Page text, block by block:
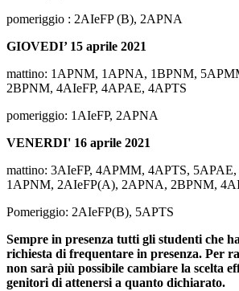
pomeriggio : 2AIeFP (B), 2APNA
GIOVEDI’ 15 aprile 2021
mattino: 1APNM, 1APNA, 1BPNM,
2BPNM, 4AIeFP, 4APAE, 4APTS
pomeriggio: 1AIeFP, 2APNA
VENERDI' 16 aprile 2021
mattino: 3AIeFP, 4APMM, 4APTS,
1APNM, 2AIeFP(A), 2APNA, 2BPNM,
Pomeriggio: 2AIeFP(B), 5APTS
Sempre in presenza tutti gli studenti che
richiesta di frequentare in presenza. Per
non sarà più possibile cambiare la scelta
genitori di attenersi a quanto dichiarato.